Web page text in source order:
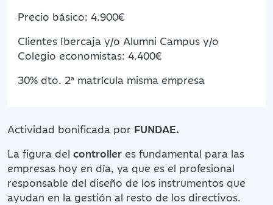
Precio básico: 4.900€
Clientes Ibercaja y/o Alumni Campus y/o
Colegio economistas: 4.400€
30% dto. 2ª matrícula misma empresa
Actividad bonificada por FUNDAE.
La figura del controller es fundamental para las
empresas hoy en día, ya que es el profesional
responsable del diseño de los instrumentos que
ayudan en la gestión al resto de los directivos.